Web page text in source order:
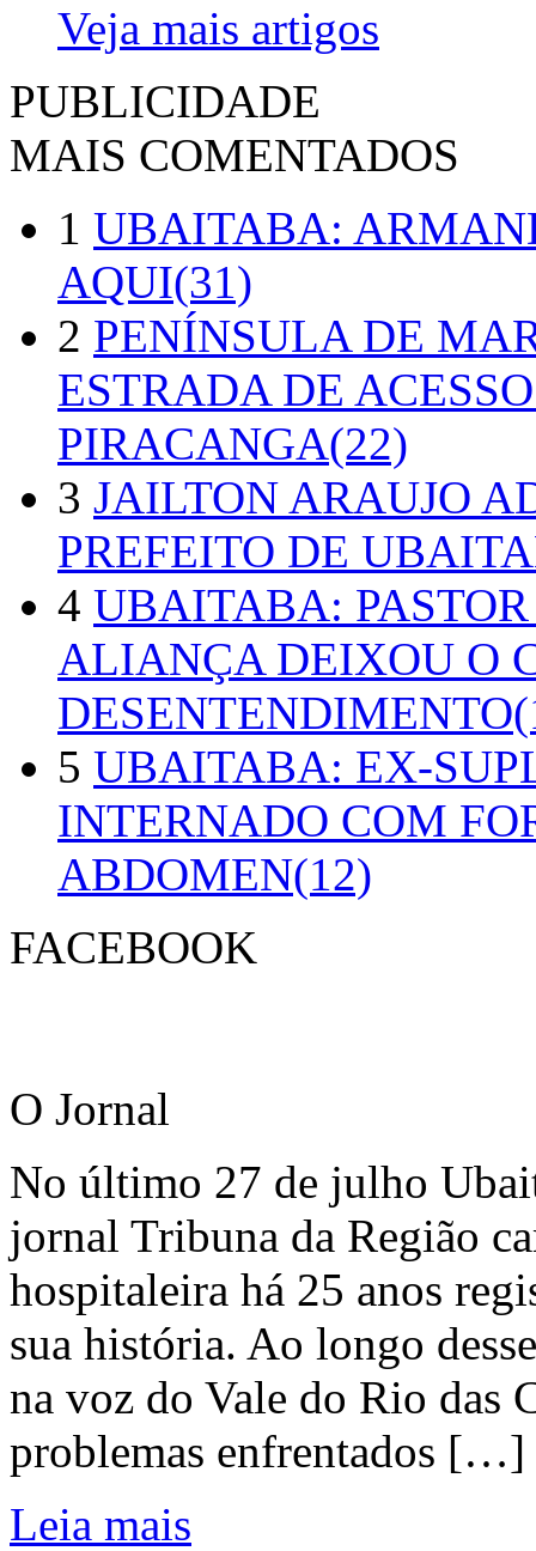
Veja mais artigos
PUBLICIDADE
MAIS COMENTADOS
1 UBAITABA:
AQUI(31)
2 PENÍNSULA DE
ESTRADA DE
PIRACANGA(22)
3 JAILTON ARAUJO
PREFEITO DE
4 UBAITABA:
ALIANÇA DEIXOU O
5 UBAITABA: EX-
INTERNADO COM
ABDOMEN(12)
FACEBOOK
O Jornal
No último 27 de julho
jornal Tribuna da Região
hospitaleira há 25 anos
sua história. Ao longo
na voz do Vale do Rio das
problemas enfrentados […]
Leia mais